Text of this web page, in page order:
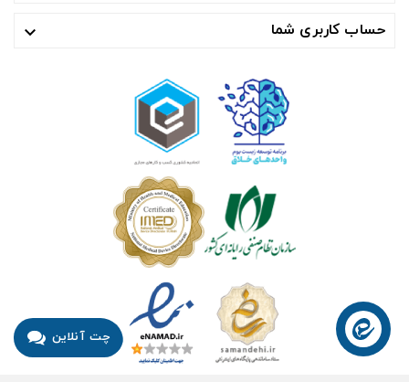
حساب کاربری شما 
چت آنلاین